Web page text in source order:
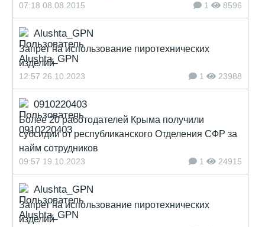
07:18 08.08.2015 1 8596
Alushta_GPN
Запрет на использование пиротехнических
изделий
12:57 26.10.2023 1 23988
0910220403
Более 20 работодателей Крыма получили
субсидии от республиканского Отделения СФР за
найм сотрудников
09:57 19.10.2023 1 24915
Alushta_GPN
Запрет на использование пиротехнических
изделий